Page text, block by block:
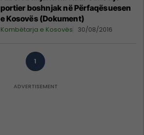
portier boshnjak në Përfaqësuesen
e Kosovës (Dokument)
Kombëtarja e Kosovës 30/08/2016
1